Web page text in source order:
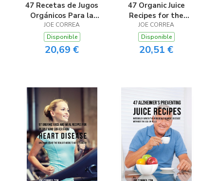
47 Recetas de Jugos
Orgánicos Para la
Madre Embarazada
JOE CORREA
Disponible
20,69 €
47 Organic Juice
Recipes for the
Pregnant Mother
JOE CORREA
Disponible
20,51 €